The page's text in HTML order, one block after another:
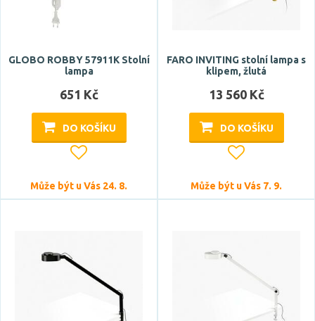
GLOBO ROBBY 57911K Stolní
lampa
651 Kč
DO KOŠÍKU
Může být u Vás 24. 8.
FARO INVITING stolní lampa s
klipem, žlutá
13 560 Kč
DO KOŠÍKU
Může být u Vás 7. 9.